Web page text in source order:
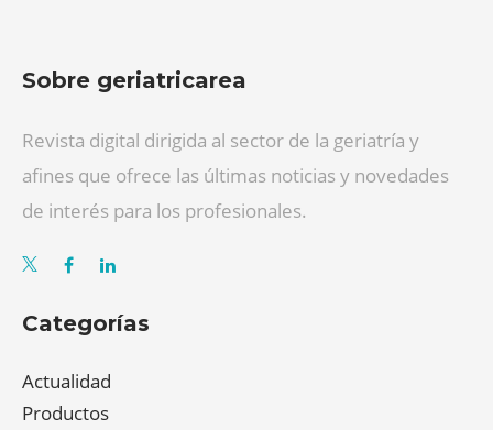
Sobre geriatricarea
Revista digital dirigida al sector de la geriatría y
afines que ofrece las últimas noticias y novedades
de interés para los profesionales.
Categorías
Actualidad
Productos